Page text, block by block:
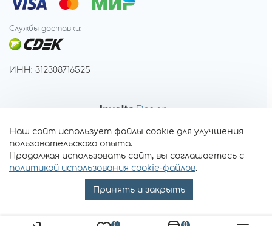
Службы доставки:
ИНН: 312308716525
Наш сайт использует файлы cookie для улучшения
пользовательского опыта.
Продолжая использовать сайт, вы соглашаетесь с
политикой использования cookie-файлов.
Принять и закрыть